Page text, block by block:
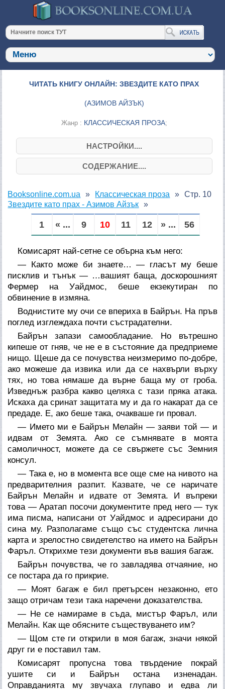
ЧИТАТЬ КНИГУ ОНЛАЙН: ЗВЕЗДИТЕ КАТО ПРАХ
(АЗИМОВ АЙЗЪК)
Жанр : КЛАССИЧЕСКАЯ ПРОЗА;
НАСТРОЙКИ....
СОДЕРЖАНИЕ....
Booksonline.com.ua
Классическая проза
Звездите като прах - Азимов Айзък
Стр. 10
1 « ... 9 10 11 12 » ... 56
Комисарят най-сетне се обърна към него:
— Както може би знаете… — гласът му беше
писклив и тънък — …вашият баща, доскорошният
Фермер на Уайдмос, беше екзекутиран по
обвинение в измяна.
Воднистите му очи се впериха в Байрън. На пръв
поглед изглеждаха почти състрадателни.
Байрън запази самообладание. Но вътрешно
кипеше от гняв, че не е в състояние да предприеме
нищо. Щеше да се почувства неизмеримо по-добре,
ако можеше да извика или да се нахвърли върху
тях, но това нямаше да върне баща му от гроба.
Изведнъж разбра какво целяха с тази пряка атака.
Искаха да сринат защитата му и да го накарат да се
предаде. Е, ако беше така, очакваше ги провал.
— Името ми е Байрън Мелайн — заяви той — и
идвам от Земята. Ако се съмнявате в моята
самоличност, можете да се свържете със Земния
консул.
— Така е, но в момента все още сме на нивото на
предварителния разпит. Казвате, че се наричате
Байрън Мелайн и идвате от Земята. И въпреки
това — Аратап посочи документите пред него — тук
има писма, написани от Уайдмос и адресирани до
сина му. Разполагаме също със студентска лична
карта и зрелостно свидетелство на името на Байрън
Фаръл. Открихме тези документи във вашия багаж.
Байрън почувства, че го завладява отчаяние, но
се постара да го прикрие.
— Моят багаж е бил претърсен незаконно, ето
защо отричам тези така наречени доказателства.
— Не се намираме в съда, мистър Фаръл, или
Мелайн. Как ще обясните съществуването им?
— Щом сте ги открили в моя багаж, значи някой
друг ги е поставил там.
Комисарят пропусна това твърдение покрай
ушите си и Байрън остана изненадан.
Оправданията му звучаха глупаво и едва ли